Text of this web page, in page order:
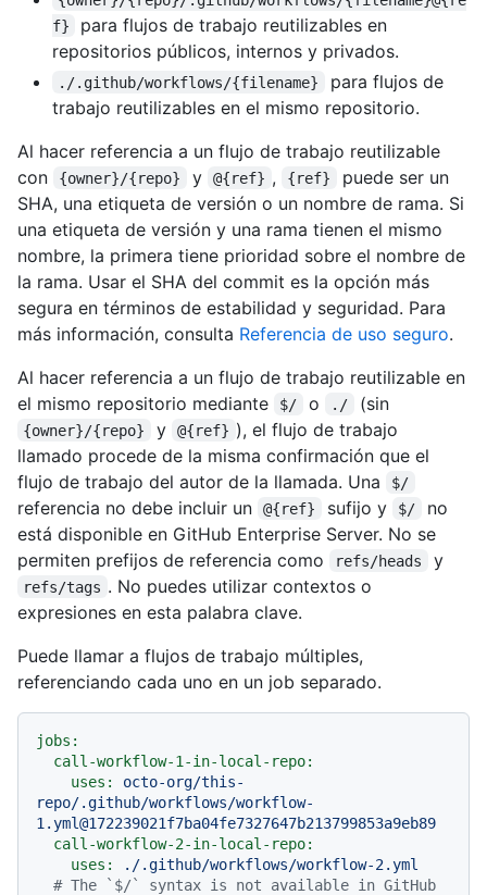
f}
para flujos de trabajo reutilizables en
repositorios públicos, internos y privados.
./.github/workflows/{filename}
para flujos de
trabajo reutilizables en el mismo repositorio.
Al hacer referencia a un flujo de trabajo reutilizable
con
{owner}/{repo} y @{ref} , {ref}
puede ser un
SHA, una etiqueta de versión o un nombre de rama. Si
una etiqueta de versión y una rama tienen el mismo
nombre, la primera tiene prioridad sobre el nombre de
la rama. Usar el SHA del commit es la opción más
segura en términos de estabilidad y seguridad. Para
más información, consulta Referencia de uso seguro.
Al hacer referencia a un flujo de trabajo reutilizable en
el mismo repositorio mediante
$/ o ./ (sin
{owner}/{repo} y @{ref} ), el flujo de trabajo
llamado procede de la misma confirmación que el
flujo de trabajo del autor de la llamada. Una
$/
referencia no debe incluir un @{ref} sufijo y $/
no
está disponible en GitHub Enterprise Server. No se
permiten prefijos de referencia como
refs/heads y
refs/tags . No puedes utilizar contextos o
expresiones en esta palabra clave.
Puede llamar a flujos de trabajo múltiples,
referenciando cada uno en un job separado.
jobs:
call-workflow-1-in-local-repo:
uses:
octo-org/this-
repo/.github/workflows/workflow-
1.yml@172239021f7ba04fe7327647b213799853a9eb89
call-workflow-2-in-local-repo:
uses:
./.github/workflows/workflow-2.yml
# The `$/` syntax is not available in GitHub